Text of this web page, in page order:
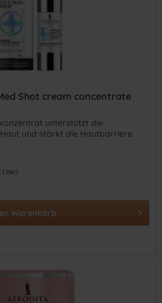
Shot cream concentrate
unterstützt die
und stärkt die Hautbarriere
Liter)
Warenkorb